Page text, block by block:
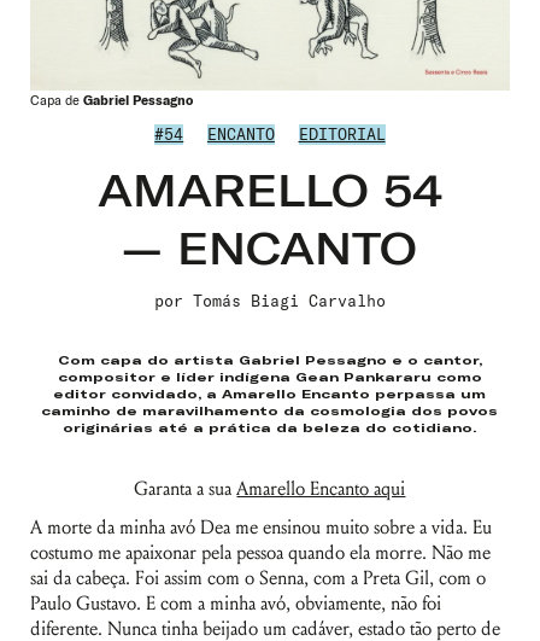
Capa deGabriel Pessagno
#54 ENCANTO EDITORIAL
AMARELLO 54
— ENCANTO
por Tomás Biagi Carvalho
Com capa do artista Gabriel Pessagno e o cantor,
compositor e líder indígena Gean Pankararu como
editor convidado, a Amarello Encanto perpassa um
caminho de maravilhamento da cosmologia dos povos
originárias até a prática da beleza do cotidiano.
Garanta a suaAmarello Encanto aqui
A morte da minha avó Dea me ensinou muito sobre a vida. Eu
costumo me apaixonar pela pessoa quando ela morre. Não me
sai da cabeça. Foi assim com o Senna, com a Preta Gil, com o
Paulo Gustavo. E com a minha avó, obviamente, não foi
diferente. Nunca tinha beijado um cadáver, estado tão perto de